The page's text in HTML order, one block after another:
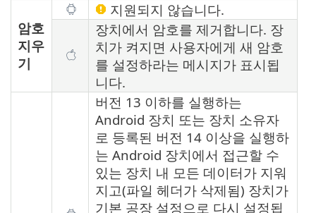
암호
지우
기
지원되지 않습니다.
장치에서 암호를 제거합니다. 장
치가 켜지면 사용자에게 새 암호
를 설정하라는 메시지가 표시됩
니다.
버전 13 이하를 실행하는
Android 장치 또는 장치 소유자
로 등록된 버전 14 이상을 실행하
는 Android 장치에서 접근할 수
있는 장치 내 모든 데이터가 지워
지고(파일 헤더가 삭제됨) 장치가
기본 공장 설정으로 다시 설정됩